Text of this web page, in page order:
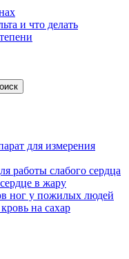
и что делать
для измерения
работы слабого сердца
в жару
ног у пожилых людей
на сахар